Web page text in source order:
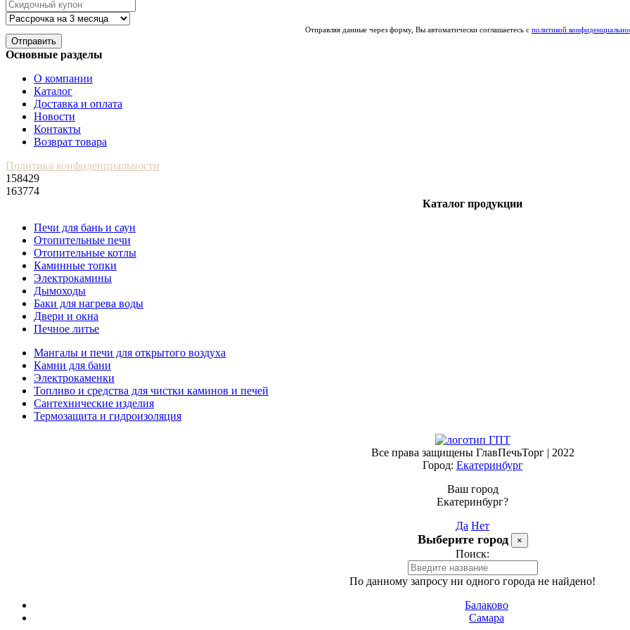
Отправляя данные через форму, Вы автоматически соглашаетесь с политикой
Отправить
Основные разделы
О компании
Каталог
Доставка и оплата
Новости
Контакты
Возврат товара
Политика конфиденциальности
158429
163774
Каталог продукции
Печи для бань и саун
Отопительные печи
Отопительные котлы
Каминные топки
Электрокамины
Дымоходы
Баки для нагрева воды
Двери и окна
Печное литье
Мангалы и печи для открытого воздуха
Камни для бани
Электрокаменки
Топливо и средства для чистки каминов и печей
Сантехнические изделия
Термозащита и гидроизоляция
Все права защищены ГлавПечьТорг | 2022
Город: Екатеринбург
Ваш город
Екатеринбург?
Да Нет
Выберите город ×
Поиск:
По данному запросу ни одного города не найдено!
Балаково
Самара